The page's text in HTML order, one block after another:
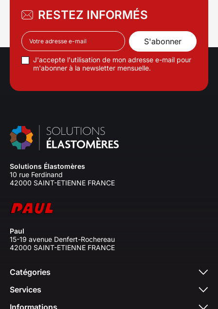
RESTEZ INFORMÉS
J'accepte l'utilisation de mon adresse e-mail pour
m'abonner à la newsletter mensuelle.
Solutions Élastomères
10 rue Ferdinand
42000 SAINT-ETIENNE FRANCE
Paul
15-19 avenue Denfert-Rochereau
42000 SAINT-ETIENNE FRANCE
Catégories
Services